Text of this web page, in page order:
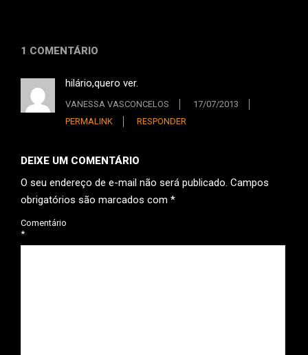
1 COMENTÁRIO
hilário,quero ver.
VANESSA VASCONCELOS
17/07/2013
PERMALINK
RESPONDER
DEIXE UM COMENTÁRIO
O seu endereço de e-mail não será publicado. Campos
obrigatórios são marcados com *
Comentário
*